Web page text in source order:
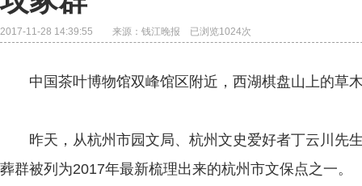
2017-11-28 14:39:55 来源：钱江晚报 已浏览1024次
中国茶叶博物馆双峰馆区附近，西湖棋盘山上的草
昨天，从杭州市园文局、杭州文史爱好者丁云川先
葬群被列为2017年最新梳理出来的杭州市文保点之一。